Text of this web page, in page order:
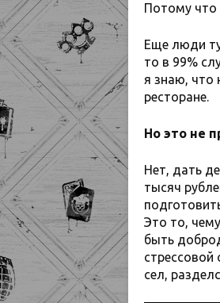
Потому что
Еще люди
то в 99%
я знаю, что
ресторане.
Но это не
Нет, дать
тысяч
Это то,
быть
стрессовой
сел,